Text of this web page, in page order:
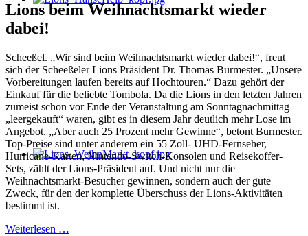
Lions beim Weihnachtsmarkt wieder
dabei!
Scheeßel. „Wir sind beim Weihnachtsmarkt wieder dabei!“, freut
sich der Scheeßeler Lions Präsident Dr. Thomas Burmester. „Unsere
Vorbereitungen laufen bereits auf Hochtouren.“ Dazu gehört der
Einkauf für die beliebte Tombola. Da die Lions in den letzten Jahren
zumeist schon vor Ende der Veranstaltung am Sonntagnachmittag
„leergekauft“ waren, gibt es in diesem Jahr deutlich mehr Lose im
Angebot. „Aber auch 25 Prozent mehr Gewinne“, betont Burmester.
Top-Preise sind unter anderem ein 55 Zoll- UHD-Fernseher,
Hurricane-Karten, Nintendo-Switch-Konsolen und Reisekoffer-
Sets, zählt der Lions-Präsident auf. Und nicht nur die
Weihnachtsmarkt-Besucher gewinnen, sondern auch der gute
Zweck, für den der komplette Überschuss der Lions-Aktivitäten
bestimmt ist.
Weiterlesen …